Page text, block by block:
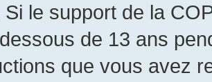
Si le support de la
de 13 ans
que vous avez